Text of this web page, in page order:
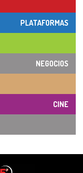
PLATAFORMAS
NEGOCIOS
CINE